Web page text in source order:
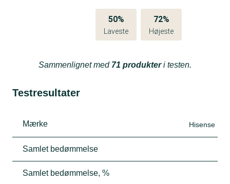
50%
Laveste
72%
Højeste
Sammenlignet med 71 produkteri testen.
Testresultater
Mærke Hisense
Samlet bedømmelse
Samlet bedømmelse, %